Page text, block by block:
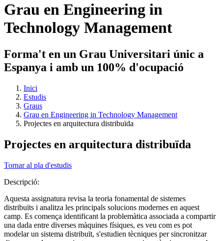
Grau en Engineering in
Technology Management
Forma't en un Grau Universitari únic a
Espanya i amb un 100% d'ocupació
Inici
Estudis
Graus
Grau en Engineering in Technology Management
Projectes en arquitectura distribuïda
Projectes en arquitectura distribuïda
Tornar al pla d'estudis
Descripció:
Aquesta assignatura revisa la teoria fonamental de sistemes
distribuïts i analitza les principals solucions modernes en aquest
camp. Es comença identificant la problemàtica associada a compartir
una dada entre diverses màquines físiques, es veu com es pot
modelar un sistema distribuït, s'estudien tècniques per sincronitzar